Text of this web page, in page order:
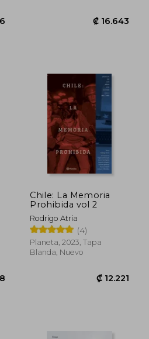
Chile: La Memoria
Prohibida vol 2
Rodrigo Atria
(4)
Planeta, 2023, Tapa
Blanda, Nuevo